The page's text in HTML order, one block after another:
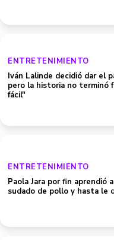
ENTRETENIMIENTO
Iván Lalinde decidió dar el
pero la historia no terminó
fácil"
ENTRETENIMIENTO
Paola Jara por fin aprendió
sudado de pollo y hasta le